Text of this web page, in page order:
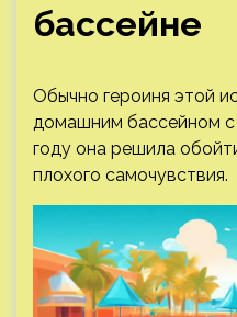
бассейне
Обычно героиня этой
домашним бассейном с
году она решила
плохого самочувствия.